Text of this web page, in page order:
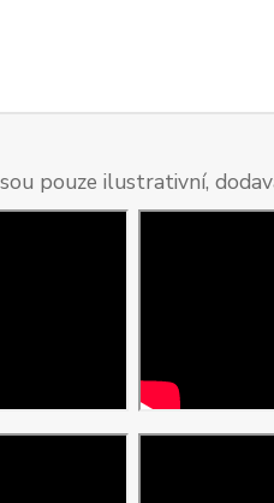
pouze ilustrativní,